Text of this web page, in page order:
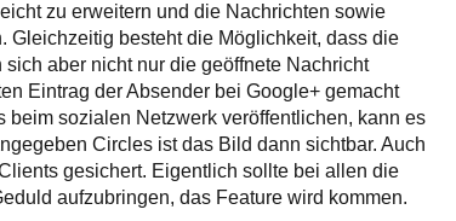
zu erweitern und die Nachrichten sowie
Gleichzeitig besteht die Möglichkeit, dass die
aber nicht nur die geöffnete Nachricht
Eintrag der Absender bei Google+ gemacht
sozialen Netzwerk veröffentlichen, kann es
Circles ist das Bild dann sichtbar. Auch
gesichert. Eigentlich sollte bei allen die
aufzubringen, das Feature wird kommen.